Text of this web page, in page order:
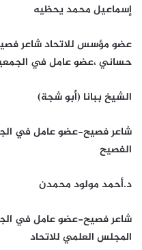
إسماعيل محمد يحظيه
عضو مؤسس للاتحاد شاعر
حساني ،عضو عامل في
الشيخ ببانا (أبو شجة)
شاعر فصيح-عضو عامل في
الفصيح
د.أحمد مولود محمدن
شاعر فصيح-عضو عامل في
المجلس العلمي للاتحاد